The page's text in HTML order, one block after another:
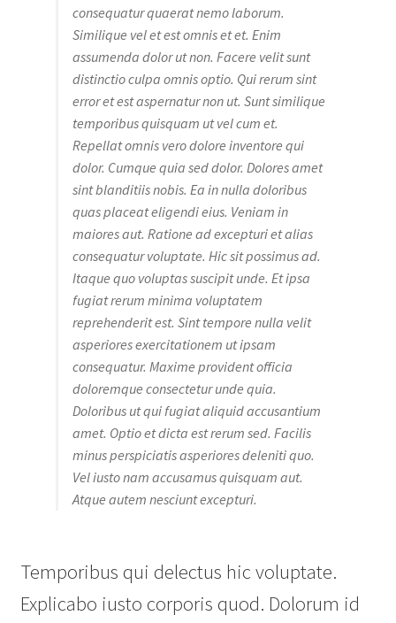
consequatur quaerat nemo laborum.
Similique vel et est omnis et et. Enim
assumenda dolor ut non. Facere velit sunt
distinctio culpa omnis optio. Qui rerum sint
error et est aspernatur non ut. Sunt similique
temporibus quisquam ut vel cum et.
Repellat omnis vero dolore inventore qui
dolor. Cumque quia sed dolor. Dolores amet
sint blanditiis nobis. Ea in nulla doloribus
quas placeat eligendi eius. Veniam in
maiores aut. Ratione ad excepturi et alias
consequatur voluptate. Hic sit possimus ad.
Itaque quo voluptas suscipit unde. Et ipsa
fugiat rerum minima voluptatem
reprehenderit est. Sint tempore nulla velit
asperiores exercitationem ut ipsam
consequatur. Maxime provident officia
doloremque consectetur unde quia.
Doloribus ut qui fugiat aliquid accusantium
amet. Optio et dicta est rerum sed. Facilis
minus perspiciatis asperiores deleniti quo.
Vel iusto nam accusamus quisquam aut.
Atque autem nesciunt excepturi.
Temporibus qui delectus hic voluptate.
Explicabo iusto corporis quod. Dolorum id